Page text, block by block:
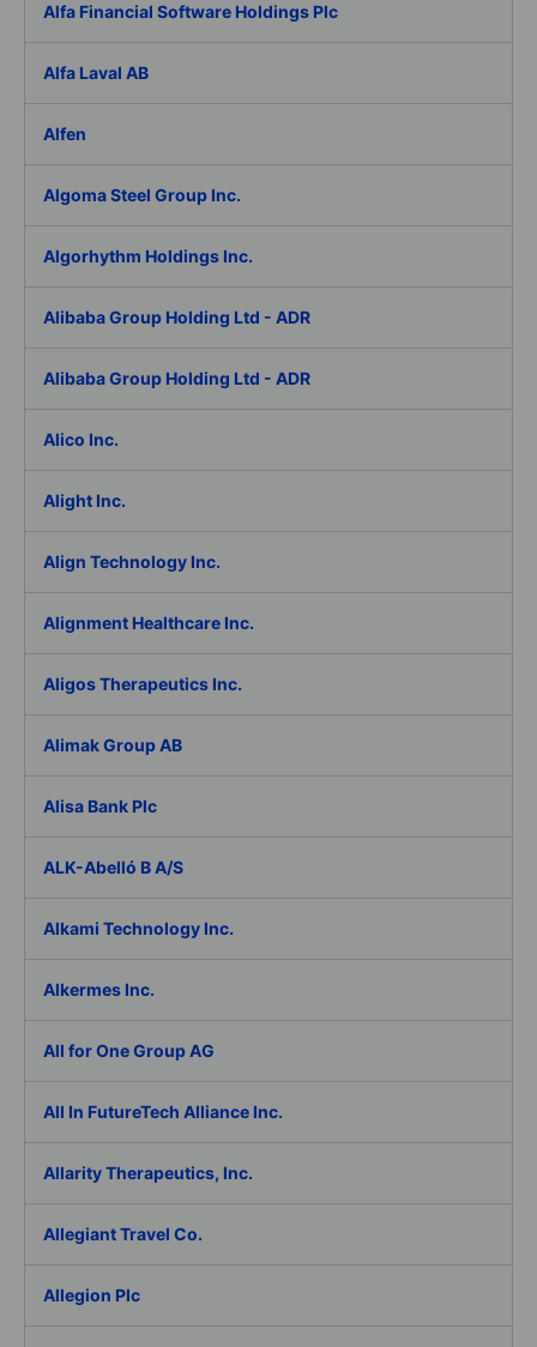
Alfa Financial Software Holdings Plc
Alfa Laval AB
Alfen
Algoma Steel Group Inc.
Algorhythm Holdings Inc.
Alibaba Group Holding Ltd - ADR
Alibaba Group Holding Ltd - ADR
Alico Inc.
Alight Inc.
Align Technology Inc.
Alignment Healthcare Inc.
Aligos Therapeutics Inc.
Alimak Group AB
Alisa Bank Plc
ALK-Abelló B A/S
Alkami Technology Inc.
Alkermes Inc.
All for One Group AG
All In FutureTech Alliance Inc.
Allarity Therapeutics, Inc.
Allegiant Travel Co.
Allegion Plc